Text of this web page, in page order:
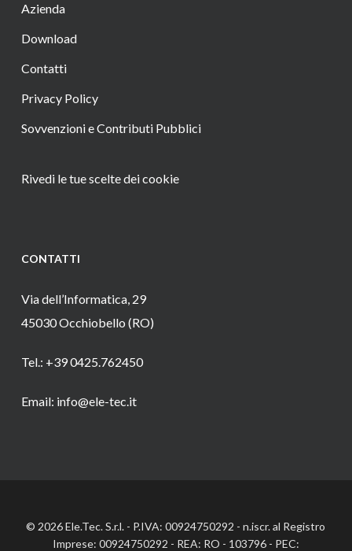
Azienda
Download
Contatti
Privacy Policy
Sovvenzioni e Contributi Pubblici
Rivedi le tue scelte dei cookie
CONTATTI
Via dell’Informatica, 29
45030 Occhiobello (RO)
Tel.: +39 0425.762450
Email: info@ele-tec.it
© 2026 Ele.Tec. S.r.l. - P.IVA: 00924750292 - n.iscr. al Registro
Imprese: 00924750292 - REA: RO - 103796 - PEC: